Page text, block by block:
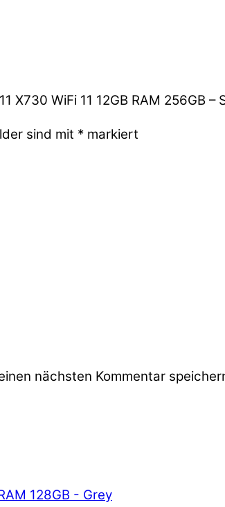
X730 WiFi 11 12GB RAM 256GB –
sind mit * markiert
nächsten Kommentar